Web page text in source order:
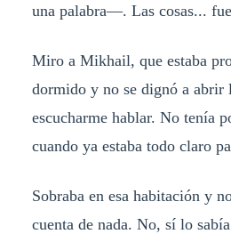
una palabra—. Las cosas...
Miro a Mikhail, que estaba
dormido y no se dignó a abrir
escucharme hablar. No tenía
cuando ya estaba todo claro
Sobraba en esa habitación y
cuenta de nada. No, sí lo